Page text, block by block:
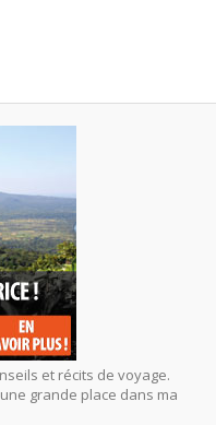
et récits de voyage.
grande place dans ma